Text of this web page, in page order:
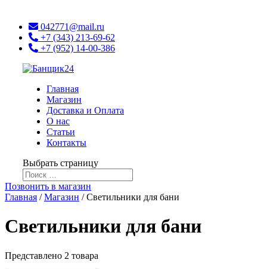
042771@mail.ru
+7 (343) 213-69-62
+7 (952) 14-00-386
Главная
Магазин
Доставка и Оплата
О нас
Статьи
Контакты
Выбрать страницу
Позвонить в магазин
Главная /Магазин / Светильники для бани
Светильники для бани
Представлено 2 товара